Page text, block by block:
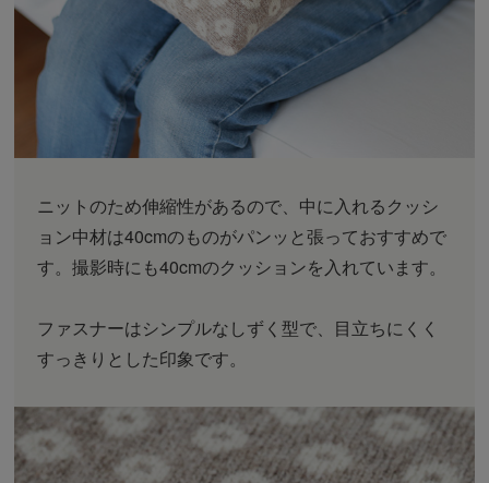
ニットのため伸縮性があるので、中に入れるクッシ
ョン中材は40cmのものがパンッと張っておすすめで
す。撮影時にも40cmのクッションを入れています。
ファスナーはシンプルなしずく型で、目立ちにくく
すっきりとした印象です。